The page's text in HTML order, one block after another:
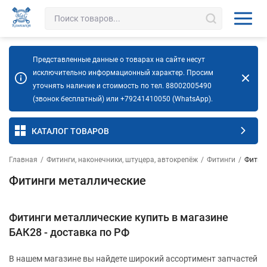
Представленные данные о товарах на сайте несут
исключительно информационный характер. Просим
уточнять наличие и стоимость по тел. 88002005490
(звонок бесплатный) или +79241410050 (WhatsApp).
КАТАЛОГ ТОВАРОВ
Главная / Фитинги, наконечники, штуцера, автокрепёж / Фитинги /
Фитинги металлические
Фитинги металлические купить в магазине
БАК28 - доставка по РФ
В нашем магазине вы найдете широкий ассортимент запчастей